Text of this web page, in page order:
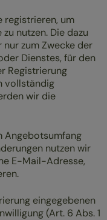
registrieren, um
nutzen. Die dazu
zum Zwecke der
Dienstes, für den
Registrierung
vollständig
wir die
Angebotsumfang
nutzen wir
E-Mail-Adresse,
eingegebenen
(Art. 6 Abs. 1